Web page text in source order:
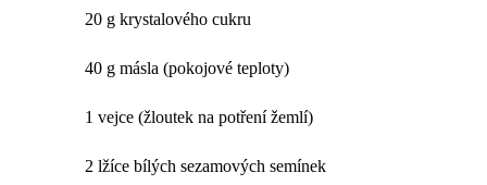
20 g krystalového cukru
40 g másla (pokojové teploty)
1 vejce (žloutek na potření žemlí)
2 lžíce bílých sezamových semínek